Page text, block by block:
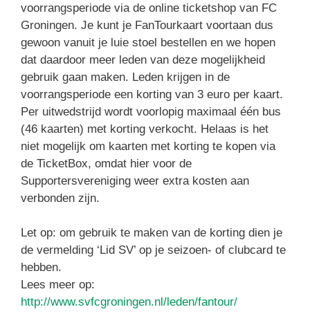
voorrangsperiode via de online ticketshop van FC
Groningen. Je kunt je FanTourkaart voortaan dus
gewoon vanuit je luie stoel bestellen en we hopen
dat daardoor meer leden van deze mogelijkheid
gebruik gaan maken. Leden krijgen in de
voorrangsperiode een korting van 3 euro per kaart.
Per uitwedstrijd wordt voorlopig maximaal één bus
(46 kaarten) met korting verkocht. Helaas is het
niet mogelijk om kaarten met korting te kopen via
de TicketBox, omdat hier voor de
Supportersvereniging weer extra kosten aan
verbonden zijn.
Let op: om gebruik te maken van de korting dien je
de vermelding ‘Lid SV’ op je seizoen- of clubcard te
hebben.
Lees meer op:
http://www.svfcgroningen.nl/leden/fantour/